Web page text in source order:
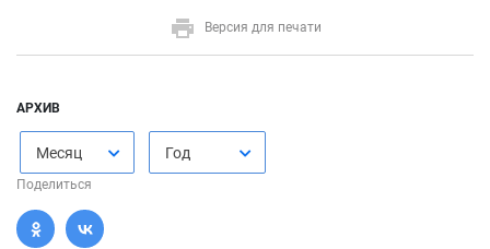
Версия для печати
АРХИВ
Месяц Год
Поделиться